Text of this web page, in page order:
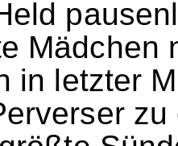
Mädchen
in letzter